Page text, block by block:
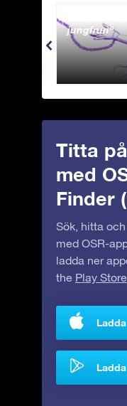
jungfrun
Titta
med
Finder
Sök, hitta
med OSR-
ladda ner
the Play Store